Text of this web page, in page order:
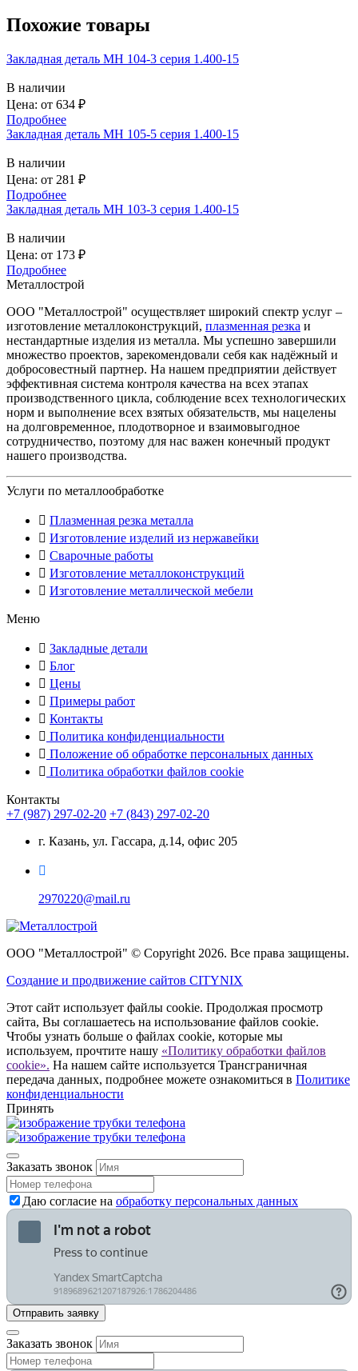
Похожие товары
Закладная деталь МН 104-3 серия 1.400-15
В наличии
Цена: от 634 ₽
Подробнее
Закладная деталь МН 105-5 серия 1.400-15
В наличии
Цена: от 281 ₽
Подробнее
Закладная деталь МН 103-3 серия 1.400-15
В наличии
Цена: от 173 ₽
Подробнее
Металлострой
ООО "Металлострой" осуществляет широкий спектр услуг –
изготовление металлоконструкций, плазменная резка и
нестандартные изделия из металла. Мы успешно завершили
множество проектов, зарекомендовали себя как надёжный и
добросовестный партнер. На нашем предприятии действует
эффективная система контроля качества на всех этапах
производственного цикла, соблюдение всех технологических
норм и выполнение всех взятых обязательств, мы нацелены
на долговременное, плодотворное и взаимовыгодное
сотрудничество, поэтому для нас важен конечный продукт
нашего производства.
Услуги по металлообработке
Плазменная резка металла
Изготовление изделий из нержавейки
Сварочные работы
Изготовление металлоконструкций
Изготовление металлической мебели
Меню
Закладные детали
Блог
Цены
Примеры работ
Контакты
Политика конфиденциальности
Положение об обработке персональных данных
Политика обработки файлов cookie
Контакты
+7 (987) 297-02-20 +7 (843) 297-02-20
г. Казань, ул. Гассара, д.14, офис 205
2970220@mail.ru
ООО "Металлострой" © Copyright 2026. Все права защищены.
Создание и продвижение сайтов CITYNIX
Этот сайт использует файлы cookie. Продолжая просмотр
сайта, Вы соглашаетесь на использование файлов cookie.
Чтобы узнать больше о файлах cookie, которые мы
используем, прочтите нашу «Политику обработки файлов
cookie». На нашем сайте используется Трансграничная
передача данных, подробнее можете ознакомиться в Политике
конфиденциальности
Принять
Заказать звонок
Даю согласие на обработку персональных данных
Заказать звонок